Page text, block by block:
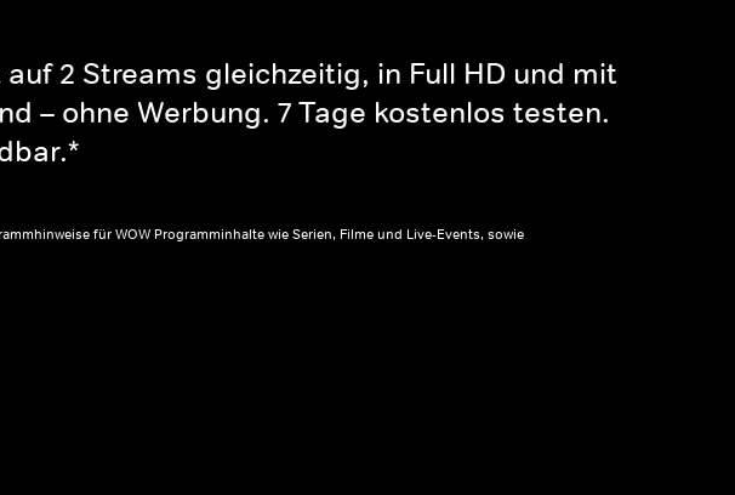
2 Streams gleichzeitig, in Full HD und mit
– ohne Werbung. 7 Tage kostenlos testen.
für WOW Programminhalte wie Serien, Filme und Live-Events, sowie